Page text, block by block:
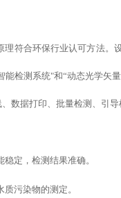
理符合环保行业认可方法。
能检测系统"和“动态光学矢
、数据打印、批量检测、引导
定，检测结果准确。
污染物的测定。